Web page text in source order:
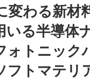
変わる新材
いる半導体
ォトニック
フトマテリ